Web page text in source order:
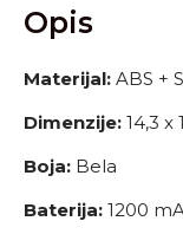
Opis
Materijal: ABS +
Dimenzije: 14,3 x
Boja: Bela
Baterija: 1200